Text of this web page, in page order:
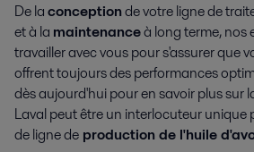
De laconceptionde votre ligne de
et à la maintenanceà long terme, nos
travailler avec vous pour s'assurer que
offrent toujours des performances
dès aujourd'hui pour en savoir plus sur
Laval peut être un interlocuteur unique
de ligne de production de l'huile